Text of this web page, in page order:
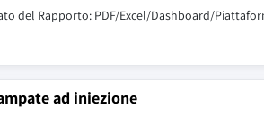
del Rapporto: PDF/Excel/Dashboard/
ad iniezione